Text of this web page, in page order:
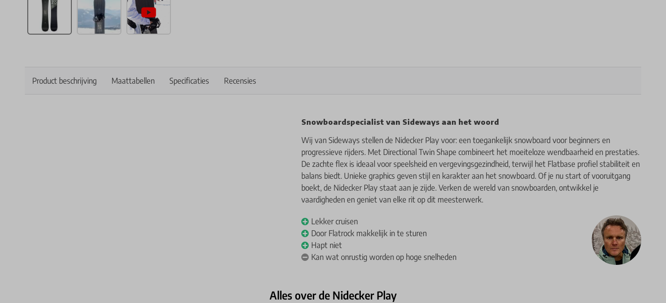
Product beschrijving Maattabellen Specificaties Recensies
Snowboardspecialist van Sideways aan het woord
Wij van Sideways stellen de Nidecker Play voor: een toegankelijk snowboard voor beginners en
progressieve rijders. Met Directional Twin Shape combineert het moeiteloze wendbaarheid en prestaties.
De zachte flex is ideaal voor speelsheid en vergevingsgezindheid, terwijl het Flatbase profiel stabiliteit en
balans biedt. Unieke graphics geven stijl en karakter aan het snowboard. Of je nu start of vooruitgang
boekt, de Nidecker Play staat aan je zijde. Verken de wereld van snowboarden, ontwikkel je
vaardigheden en geniet van elke rit op dit meesterwerk.
Lekker cruisen
Door Flatrock makkelijk in te sturen
Hapt niet
Kan wat onrustig worden op hoge snelheden
Alles over de Nidecker Play